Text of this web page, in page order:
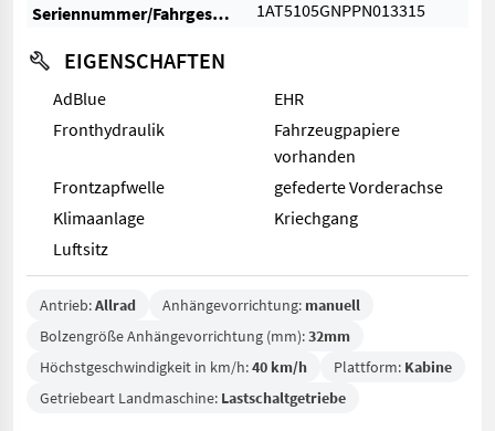
Seriennummer/Fahrgestellnummer
1AT5105GNPPN013315
EIGENSCHAFTEN
AdBlue
EHR
Fronthydraulik
Fahrzeugpapiere
vorhanden
Frontzapfwelle
gefederte Vorderachse
Klimaanlage
Kriechgang
Luftsitz
Antrieb:Allrad Anhängevorrichtung: manuell
Bolzengröße Anhängevorrichtung (mm):32mm
Höchstgeschwindigkeit in km/h:40 km/h Plattform: Kabine
Getriebeart Landmaschine: Lastschaltgetriebe